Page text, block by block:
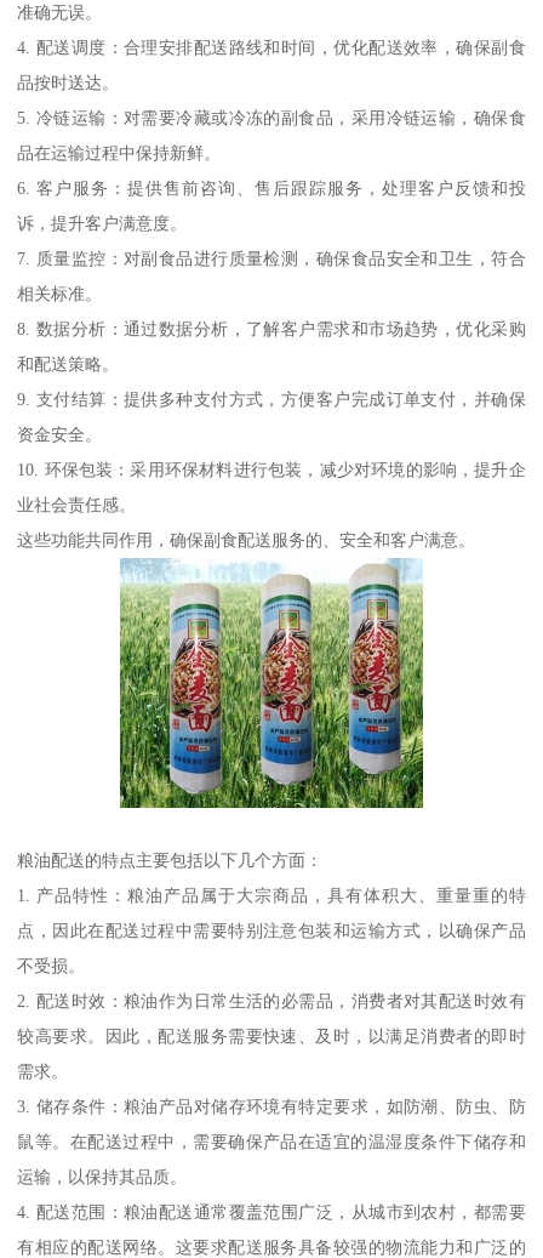
准确无误。
4. 配送调度：合理安排配送路线和时间，优化配送效率，确保副食
品按时送达。
5. 冷链运输：对需要冷藏或冷冻的副食品，采用冷链运输，确保食
品在运输过程中保持新鲜。
6. 客户服务：提供售前咨询、售后跟踪服务，处理客户反馈和投
诉，提升客户满意度。
7. 质量监控：对副食品进行质量检测，确保食品安全和卫生，符合
相关标准。
8. 数据分析：通过数据分析，了解客户需求和市场趋势，优化采购
和配送策略。
9. 支付结算：提供多种支付方式，方便客户完成订单支付，并确保
资金安全。
10. 环保包装：采用环保材料进行包装，减少对环境的影响，提升企
业社会责任感。
这些功能共同作用，确保副食配送服务的、安全和客户满意。
粮油配送的特点主要包括以下几个方面：
1. 产品特性：粮油产品属于大宗商品，具有体积大、重量重的特
点，因此在配送过程中需要特别注意包装和运输方式，以确保产品
不受损。
2. 配送时效：粮油作为日常生活的必需品，消费者对其配送时效有
较高要求。因此，配送服务需要快速、及时，以满足消费者的即时
需求。
3. 储存条件：粮油产品对储存环境有特定要求，如防潮、防虫、防
鼠等。在配送过程中，需要确保产品在适宜的温湿度条件下储存和
运输，以保持其品质。
4. 配送范围：粮油配送通常覆盖范围广泛，从城市到农村，都需要
有相应的配送网络。这要求配送服务具备较强的物流能力和广泛的